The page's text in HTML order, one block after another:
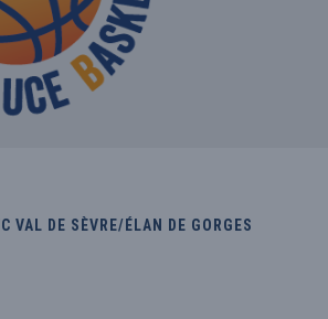
VAL DE SÈVRE/ÉLAN DE GORGES